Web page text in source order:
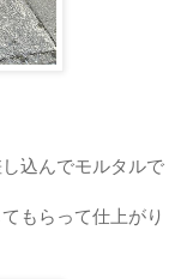
込んでモルタルで
もらって仕上がり